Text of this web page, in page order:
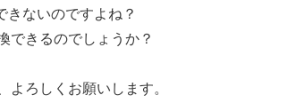
きないのですよね？
できるのでしょうか？
よろしくお願いします。